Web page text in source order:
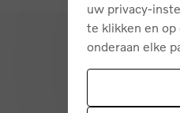
uw privacy-
te klikken en
onderaan elke